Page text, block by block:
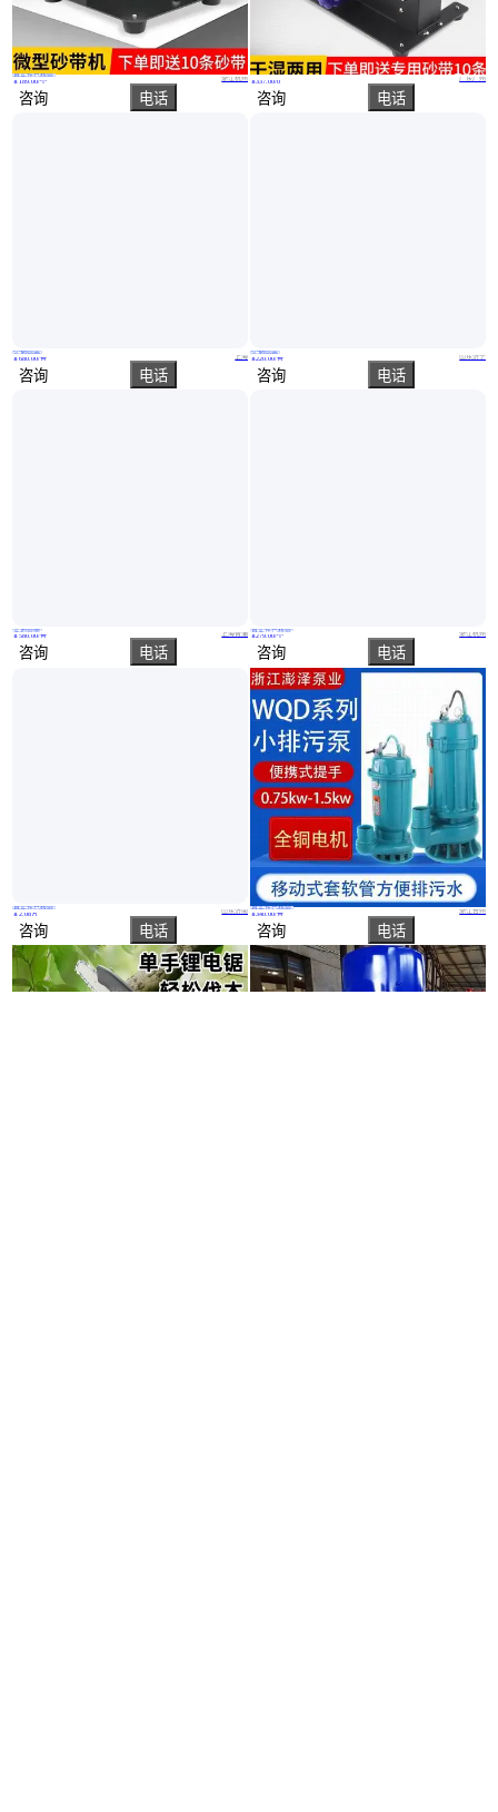
电动万能磨刀机全自动小型砂轮磨刀器微型多功能砂带机小型家用
真实性已核验
￥ 189.00/个 浙江杭州
咨询 电话
QDX家用潜水电泵 220V小型单相潜水泵 井用水泵
实地验商
￥680.00/台 上海
咨询 电话
QDX小型潜水电泵,手提式潜水泵
实地验商
￥580.00/台 上海青浦
咨询 电话
小型污泥泵厂家_移动轻便小型污泥泵
真实性已核验
￥ 2.08万 山东济南
咨询 电话
家用微型小型水磨砂带机迷你电动抛光机磨刀神器台式砂纸带打磨机
￥337 .00/0 广东广州
咨询 电话
SYB-2B-1S小型高压泵手动建筑施工使用便携 方便
实地验商
￥220 .00/台 山东济宁
咨询 电话
小型台式电动磨刀神器机多功能家用商用砂带机打磨抛光开刃小型
真实性已核验
￥279.00/个 浙江杭州
咨询 电话
单相小型污水泵220V家用潜水排污泵50WQD10-12-1.1
真实性已核验
￥340 .00/台 浙江台州
咨询 电话